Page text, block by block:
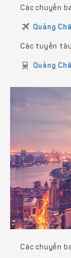
Các chuyến
Quảng
Các tuyến
Quảng
Các chuyến